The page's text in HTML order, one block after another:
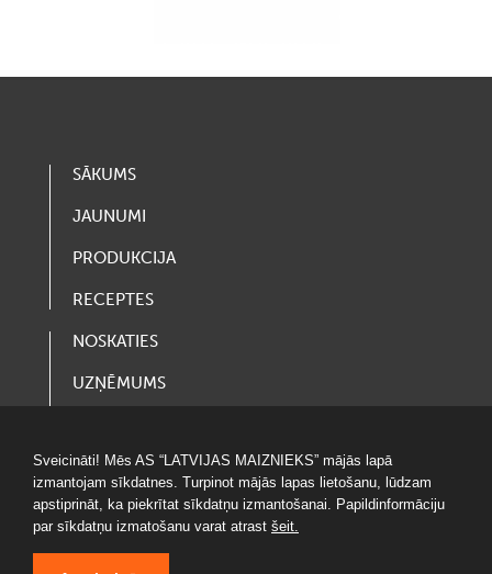
SĀKUMS
JAUNUMI
PRODUKCIJA
RECEPTES
NOSKATIES
UZŅĒMUMS
LOTERIJAS
Sveicināti! Mēs AS “LATVIJAS MAIZNIEKS” mājās lapā
izmantojam sīkdatnes. Turpinot mājās lapas lietošanu, lūdzam
apstiprināt, ka piekrītat sīkdatņu izmantošanai. Papildinformāciju
par sīkdatņu izmatošanu varat atrast šeit.